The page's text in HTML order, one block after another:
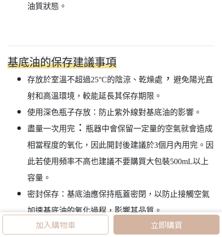
加入購物車 立即購買
油質狀態。
基底油的保存建議事項
存放於室溫不超過25°C的陰涼、乾燥處 ， 避免陽光直
射和高溫環境，較能延長其保存期限。
使用深色瓶子存放：防止紫外線對基底油的影響。
盡量一次用完 ： 瓶器中會保留一定量的空氣就會造成
相當程度的氧化，因此開封後建議於3個月內用完。因
此若使用頻率不高也建議不要購買大包裝500mL以上
容量。
密封保存：基底油應保持瓶蓋密閉，以防止接觸空氣
加速基底油的氧化過程，影響其品質。
建議存放在冰箱：可以有效延長其保存期限。在低溫